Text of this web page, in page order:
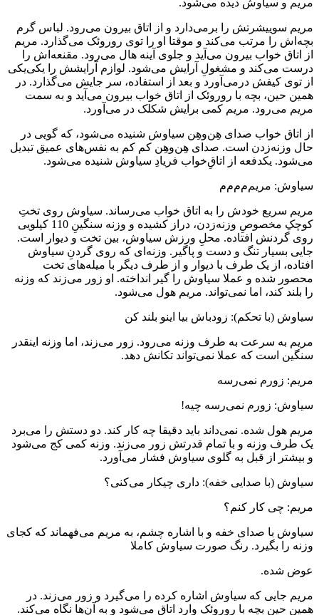
مریم سوییشرتش را برمی‌دارد و از اتاق بیرون می‌رود. لباس گرم
بچه‌اش را مرتب می‌کند و موقتا او را توی روروئک می‌گذارد. مریم
از اتاق خواب بیرون می‌آید و جلوی آینه هال می‌رود. مقنعه‌اش را
درست می‌کند و مشغولِ آرایش می‌شود. لوازم آرایشش را یکی‌یکی
از توی کیفش درمی‌آورد و بعد از استفاده، سر جایش می‌گذارد. در
همین حین، بچه با روروئک از اتاق خواب بیرون می‌آید و به سمت
مریم می‌رود. مریم کمی برایش شکلک در می‌آورد.
از اتاق خواب صدای هِن‌وهِن سیاوش شنیده می‌شود، که گویی در
حال وزنه‌زدن است. صدای هِن‌وهِن کم کم به نفس‌های عمیق تبدیل
می‌شود. یکدفعه از اتاقِ‌خواب فریادِ سیاوش شنیده می‌شود.
سیاوش: مریم‌م‌م‌م‌م
مریم سریع خودش را به اتاق خواب می‌رساند. سیاوش روی تختِ
کوچکِ مخصوصِ وزنه‌زدن، دراز کشیده و وزنه سنگینِ 110 کیلویی
روی گردنش افتاده. محلِ ورزش سیاوش، بین تخت و دیوار است.
جایی بسیار تنگ و دست و پاگیر. وزنه‌ای که روی گردنِ سیاوش
افتاده، از یک طرف با دیوار و از طرف دیگر با میله‌های تخت
محصور شده و عملا سیاوش را گیر انداخته. او زور می‌زند که وزنه
را بلند کند، اما نمی‌تواند. مریم هول می‌شود.
سیاوش (با تحکم): زودباش بیا اینو بلند کن
مریم به سرعت به طرف وزنه می‌رود. زور می‌زند، اما وزنه اینقدر
سنگین است که عملا نمی‌تواند تکانش دهد.
مریم: زورم نمی‌رسه
سیاوش: زورم نمی‌رسه چیه!
مریم هول شده. نمی‌داند باید دقیقا چه کار کند. دو دستش را می‌برد
یک طرف وزنه و با تمام قدرتش زور می‌زند. وزنه کمی کج می‌شود
و بیشتر از قبل به گلوی سیاوش فشار می‌آورد.
سیاوش (با صدایی خفه): داری چیکار می‌کنی؟
مریم: چی کار کنم؟
سیاوش با صدای خفه و با اشاره چشم، به مریم می‌فهماند که کجای
وزنه را بگیرد. رنگ صورت سیاوش کاملا
عوض شده.
مریم جایی که سیاوش اشاره کرده را می‌گیرد و زور می‌زند. در
همین حین بچه با روروئک وارد اتاق می‌شود و به آن‌ها نگاه می‌کند.